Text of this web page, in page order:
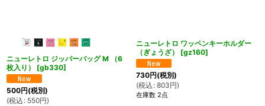
ニューレトロ ジッパーバッグ M （6
枚入り）
[gb330]
500円(税別)
(税込 : 550円)
ニューレトロ ワッペンキーホルダー
（ぎょうざ）
[gz160]
730円(税別)
(税込 : 803円)
在庫数 2点